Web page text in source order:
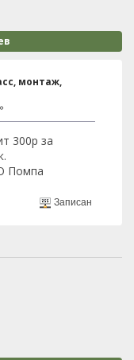
монтаж,
300р за
Помпа
Записан